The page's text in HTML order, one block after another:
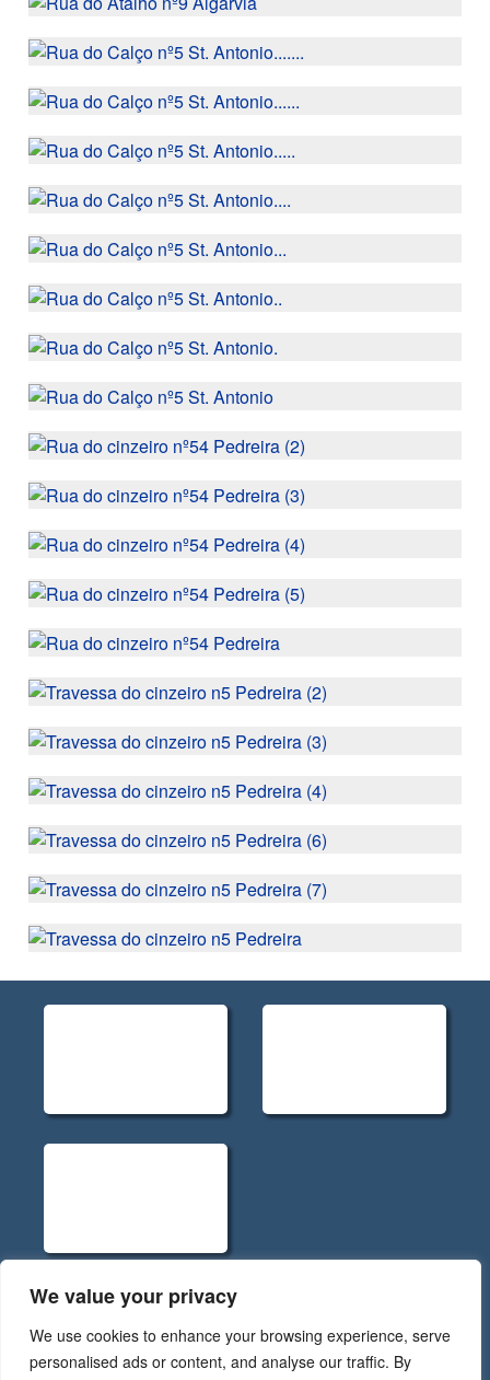
We value your privacy
We use cookies to enhance your browsing experience, serve
personalised ads or content, and analyse our traffic. By
Políticas de Privacidade - Rev.5
Código de Conduta RGPD - Rev.5